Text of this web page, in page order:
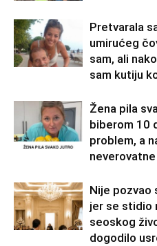
Pretvarala
umirućeg
sam, ali
sam kutiju
Žena pila
biberom 10
problem, a
Nije pozvao
jer se stidio
seoskog
dogodilo